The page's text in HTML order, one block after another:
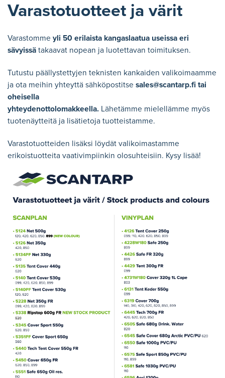
Varastotuotteet ja värit
Varastomme yli 50 erilaista kangaslaatua useissa eri
sävyissä takaavat nopean ja luotettavan toimituksen.
Tutustu päällystettyjen teknisten kankaiden valikoimaamme
ja ota meihin yhteyttä sähköpostitse sales@scantarp.fi tai
oheisella
yhteydenottolomakkeella. Lähetämme mielellämme myös
tuotenäytteitä ja lisätietoja tuotteistamme.
Varastotuotteiden lisäksi löydät valikoimastamme
erikoistuotteita vaativimpiinkin olosuhteisiin. Kysy lisää!